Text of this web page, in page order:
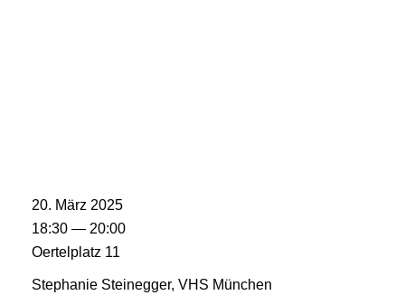
20. März 2025
18:30 — 20:00
Oertelplatz 11
Stephanie Steinegger, VHS München